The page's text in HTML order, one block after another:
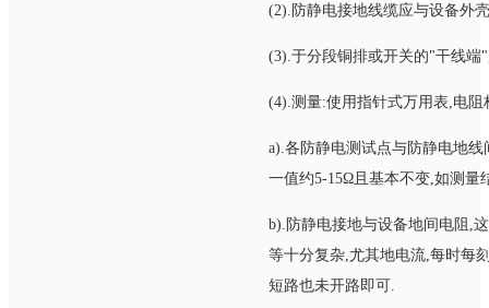
(2).防静电接地线缆应与设备外
(3).于分段铜排或开关的"干线端
(4).测量:使用指针式万用表,电
a).各防静电测试点与防静电地
一值约5-15Ω且基本不变,如测
b).防静电接地与设备地间电阻,
等十分复杂,尤其地电流,每时每
短路也未开路即可.